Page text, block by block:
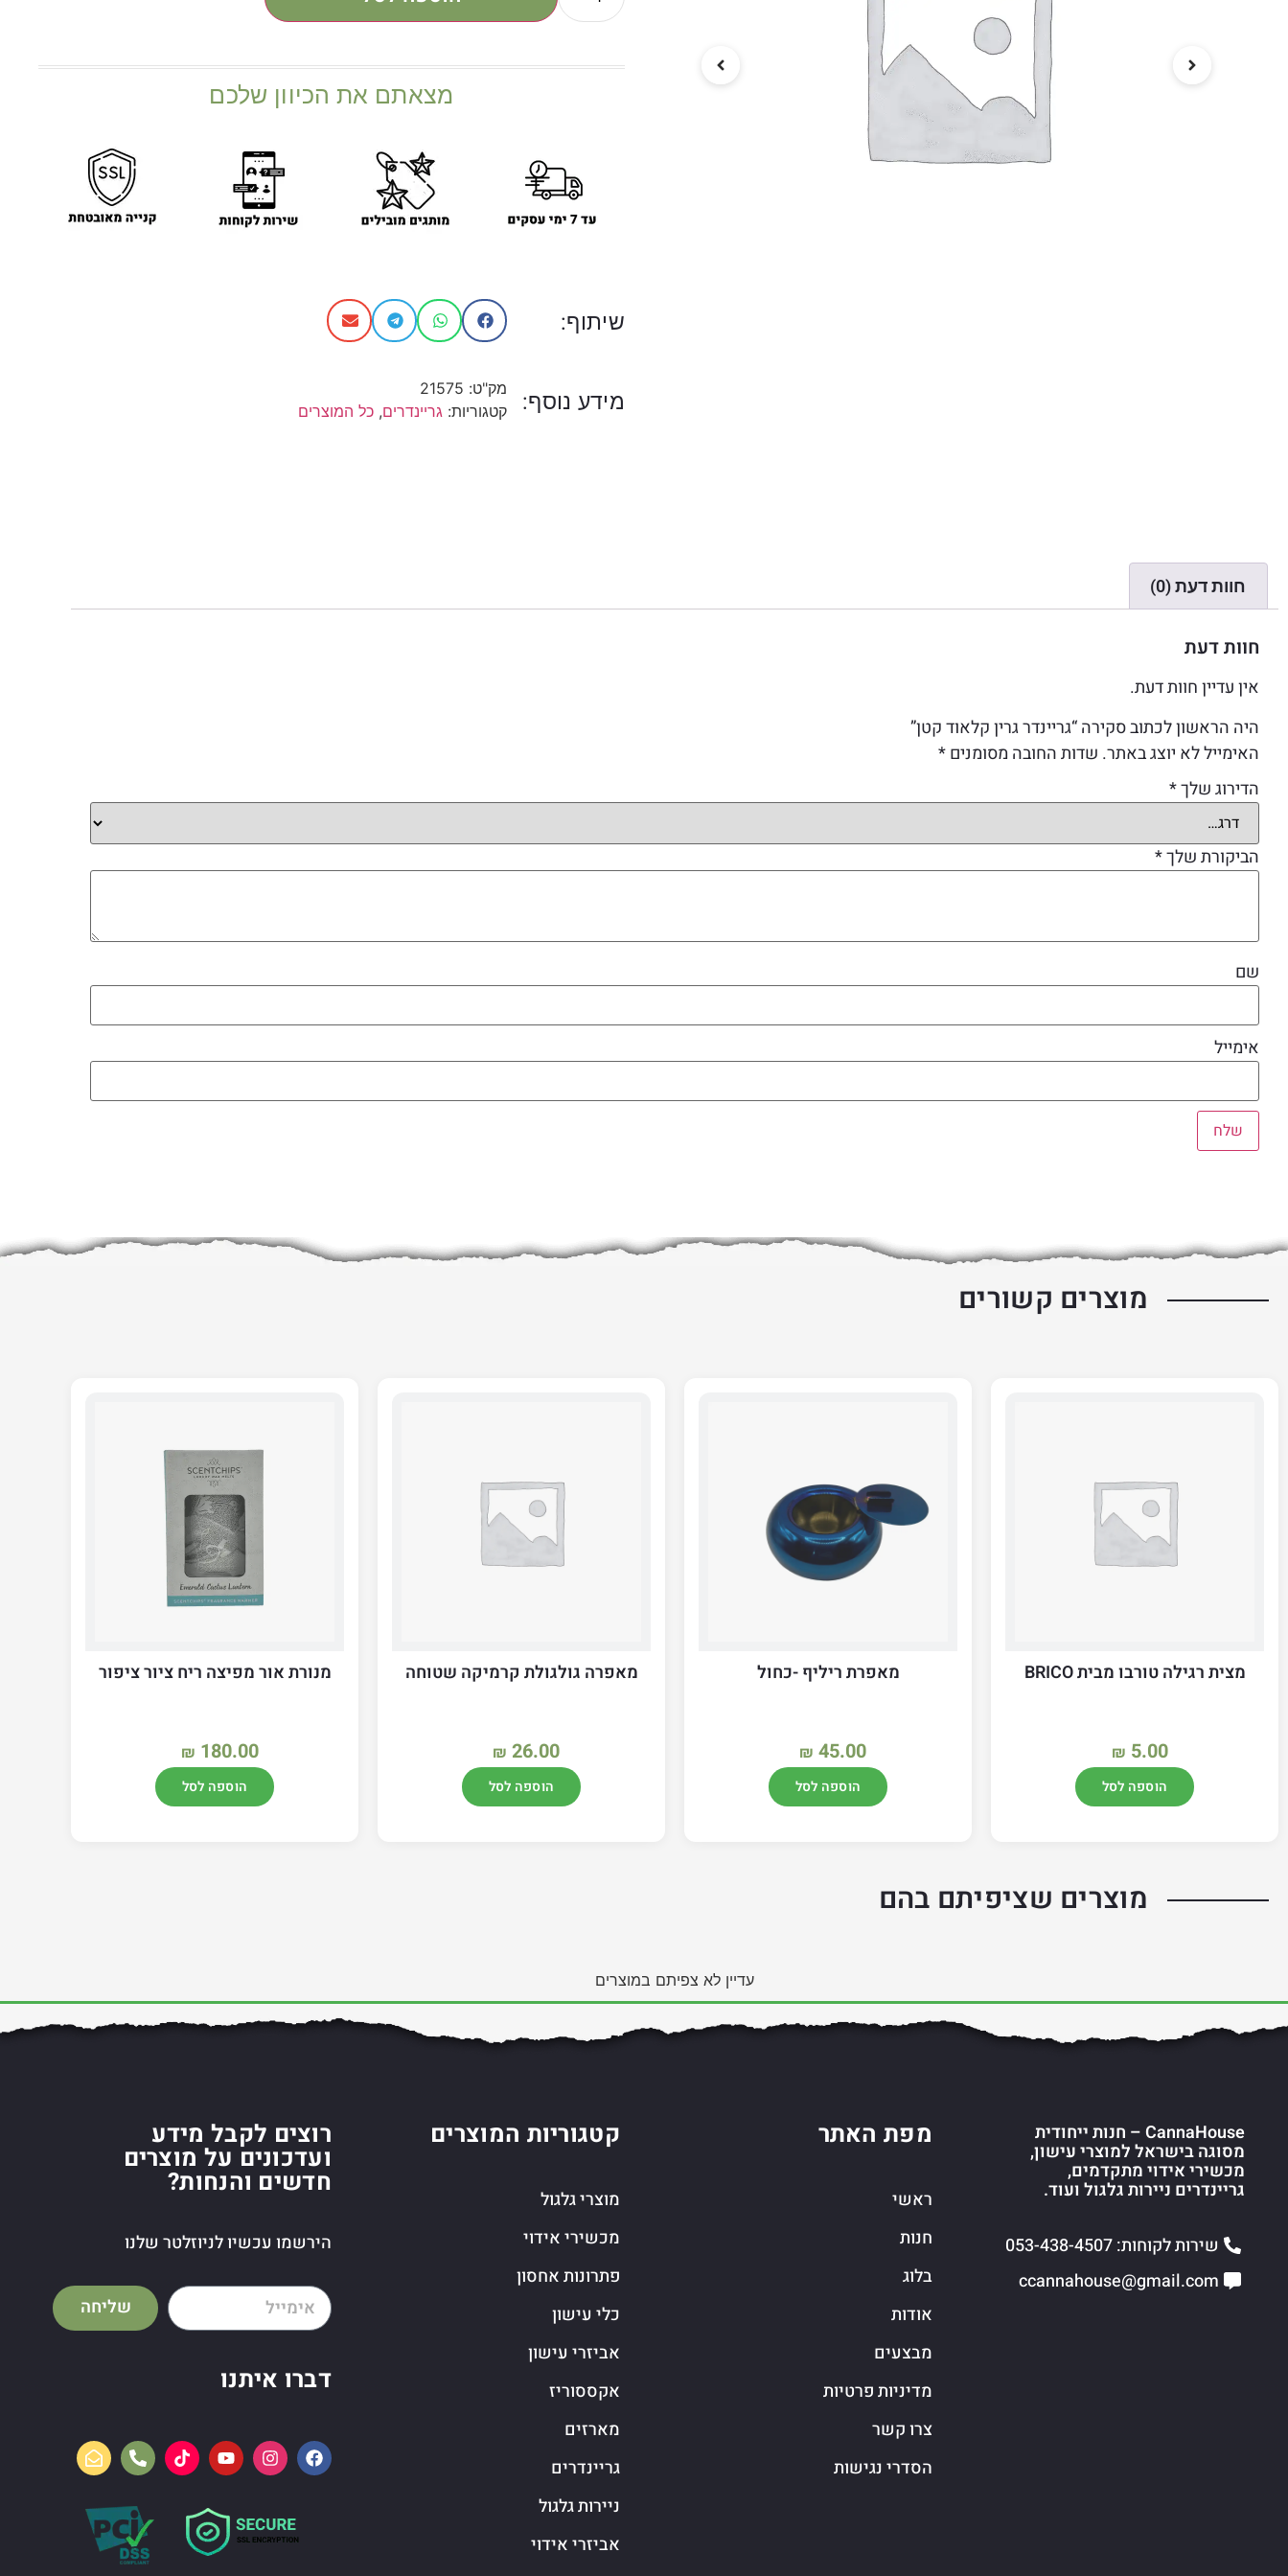
מצאתם את הכיוון שלכם
שיתוף:
מידע נוסף:
מק"ט: 21575
קטגוריות: גריינדרים, כל המוצרים
חוות דעת (0)
חוות דעת
אין עדיין חוות דעת.
היה הראשון לכתוב סקירה “גריינדר גרין קלאוד קטן”
האימייל לא יוצג באתר. שדות החובה מסומנים*
הדירוג שלך*
הביקורת שלך*
שם
אימייל
מוצרים קשורים
מצית רגילה טורבו מבית BRICO
₪ 5.00
הוספה לסל
מאפרת ריליף -כחול
₪ 45.00
הוספה לסל
מאפרה גולגולת קרמיקה שטוחה
₪ 26.00
הוספה לסל
מנורת אור מפיצה ריח ציור ציפור
₪ 180.00
הוספה לסל
מוצרים שציפיתם בהם
עדיין לא צפיתם במוצרים
CannaHouse – חנות ייחודית
מסוגה בישראל למוצרי עישון,
מכשירי אידוי מתקדמים,
גריינדרים ניירות גלגול ועוד.
שירות לקוחות: 053-438-4507
ccannahouse@gmail.com
מפת האתר
ראשי
חנות
בלוג
אודות
מבצעים
מדיניות פרטיות
צרו קשר
הסדרי נגישות
קטגוריות המוצרים
מוצרי גלגול
מכשירי אידוי
פתרונות אחסון
כלי עישון
אביזרי עישון
אקססוריז
מארזים
גריינדרים
ניירות גלגול
אביזרי אידוי
רוצים לקבל מידע
ועדכונים על מוצרים
חדשים והנחות?
הירשמו עכשיו לניוזלטר שלנו
שליחה
דברו איתנו